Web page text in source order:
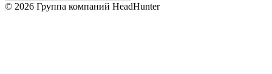
© 2026 Группа компаний HeadHunter